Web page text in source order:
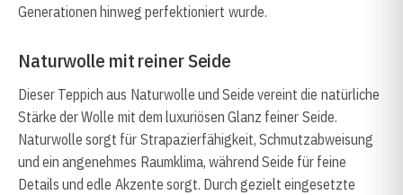
Generationen hinweg perfektioniert wurde.
Naturwolle mit reiner Seide
Dieser Teppich aus Naturwolle und Seide vereint die natürliche
Stärke der Wolle mit dem luxuriösen Glanz feiner Seide.
Naturwolle sorgt für Strapazierfähigkeit, Schmutzabweisung
und ein angenehmes Raumklima, während Seide für feine
Details und edle Akzente sorgt. Durch gezielt eingesetzte